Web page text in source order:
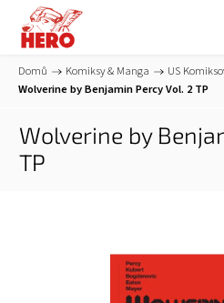
Domů / Komiksy & Manga / US
Wolverine by Benjamin Percy Vol. 2 TP
Wolverine by
TP